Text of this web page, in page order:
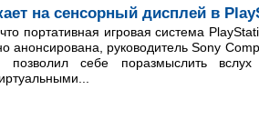
на сенсорный дисплей в
портативная игровая система
анонсирована, руководитель Sony
себе поразмыслить вслух